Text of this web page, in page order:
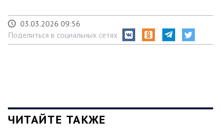
03.03.2026 09:56
Поделиться в социальных сетях
ЧИТАЙТЕ ТАКЖЕ